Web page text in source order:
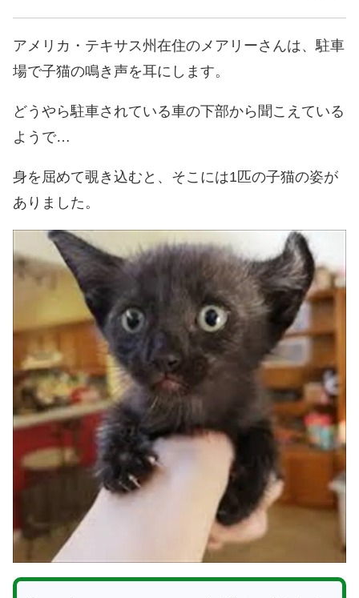
アメリカ・テキサス州在住のメアリーさんは、駐車
場で子猫の鳴き声を耳にします。
どうやら駐車されている車の下部から聞こえている
ようで…
身を屈めて覗き込むと、そこには1匹の子猫の姿が
ありました。